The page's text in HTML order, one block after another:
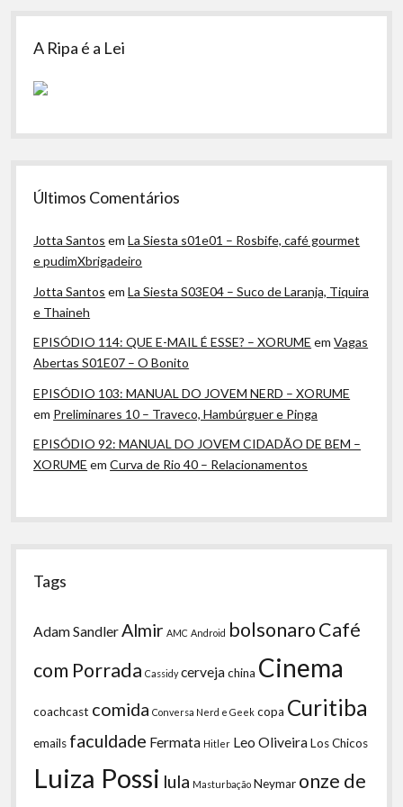
A Ripa é a Lei
Últimos Comentários
Jotta Santos emLa Siesta s01e01 – Rosbife, café gourmet
e pudimXbrigadeiro
Jotta Santos emLa Siesta S03E04 – Suco de Laranja, Tiquira
e Thaineh
EPISÓDIO 114: QUE E-MAIL É ESSE? – XORUME emVagas
Abertas S01E07 – O Bonito
EPISÓDIO 103: MANUAL DO JOVEM NERD – XORUME
em Preliminares 10 – Traveco, Hambúrguer e Pinga
EPISÓDIO 92: MANUAL DO JOVEM CIDADÃO DE BEM –
XORUME emCurva de Rio 40 – Relacionamentos
Tags
Adam Sandler Almir AMC Android bolsonaroCafé
com Porrada Cassidy cervejachina Cinema
coachcast comida Conversa Nerd e Geek copa Curitiba
emails faculdade Fermata Hitler Leo OliveiraLos Chicos
Luiza Possi lula Masturbação Neymar onze de